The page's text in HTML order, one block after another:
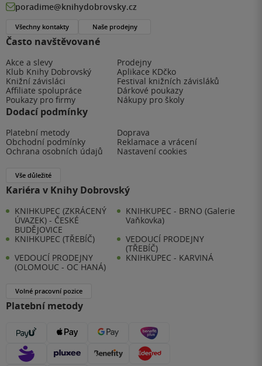
Často navštěvované
Akce a slevy
Prodejny
Klub Knihy Dobrovský
Aplikace KDčko
Knižní závisláci
Festival knižních závisláků
Affiliate spolupráce
Dárkové poukazy
Poukazy pro firmy
Nákupy pro školy
Dodací podmínky
Platební metody
Doprava
Obchodní podmínky
Reklamace a vrácení
Ochrana osobních údajů
Nastavení cookies
Vše důležité
Kariéra v Knihy Dobrovský
KNIHKUPEC (ZKRÁCENÝ
ÚVAZEK) - ČESKÉ
BUDĚJOVICE
KNIHKUPEC - BRNO (Galerie
Vaňkovka)
KNIHKUPEC (TŘEBÍČ)
VEDOUCÍ PRODEJNY
(TŘEBÍČ)
VEDOUCÍ PRODEJNY
(OLOMOUC - OC HANÁ)
KNIHKUPEC - KARVINÁ
Volné pracovní pozice
Platební metody
poradime@knihydobrovsky.cz
Všechny kontakty Naše prodejny